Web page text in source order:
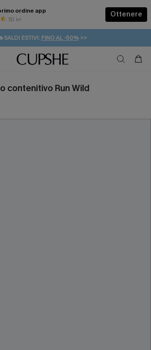
ordine app
50 k+
Ottenere
ESSENZIALI DA VACANZA | ACQUISTA
ESTIVI: FINO AL -50%>>
🚚SPEDIZIONE GRATUITA DA 49€
PER I NUOVI: 20% DI SCONTO*
contenitivo Run Wild